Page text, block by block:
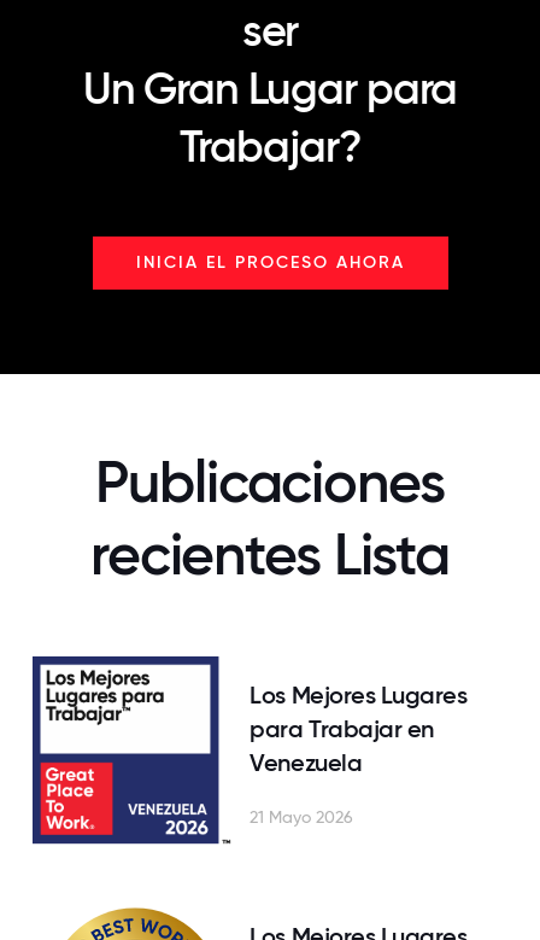
ser
Un Gran Lugar para
Trabajar?
INICIA EL PROCESO AHORA
Publicaciones
recientes Lista
Los Mejores Lugares
para Trabajar en
Venezuela
21 Mayo 2026